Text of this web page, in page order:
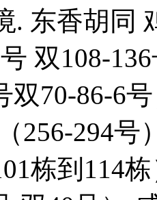
. 东香胡同
号 双108-
双70-86-6
256-294号
栋到114